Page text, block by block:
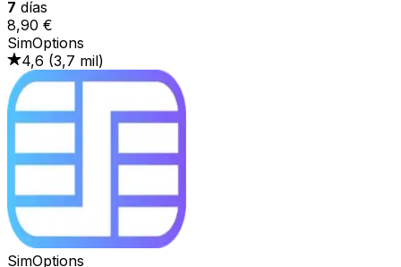
7 días
8,90 €
SimOptions
4,6 (3,7 mil)
SimOptions